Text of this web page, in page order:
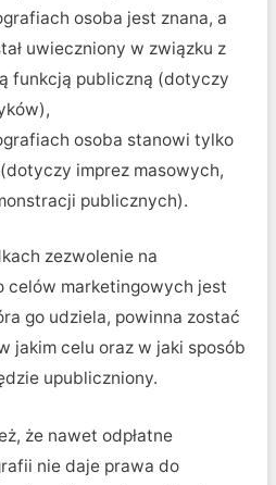
osoba jest znana, a
uwieczniony w związku z
funkcją publiczną (dotyczy
osoba stanowi tylko
(dotyczy imprez masowych,
publicznych).
zezwolenie na
celów marketingowych jest
go udziela, powinna zostać
jakim celu oraz w jaki sposób
upubliczniony.
że nawet odpłatne
nie daje prawa do